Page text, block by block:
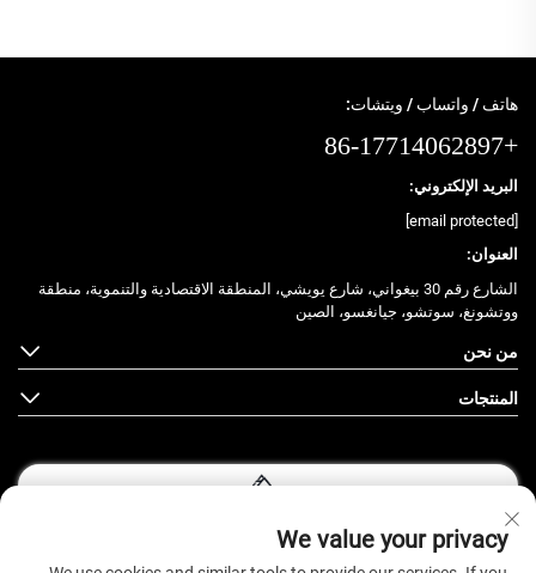
هاتف / واتساب / ويتشات:
+86-17714062897
البريد الإلكتروني:
العنوان:
الشارع رقم 30 بيغواني، شارع يويشي، المنطقة الاقتصادية والتنموية، منطقة
ووتشونغ، سوتشو، جيانغسو، الصين
من نحن
المنتجات
تابعوناWe value your privacy